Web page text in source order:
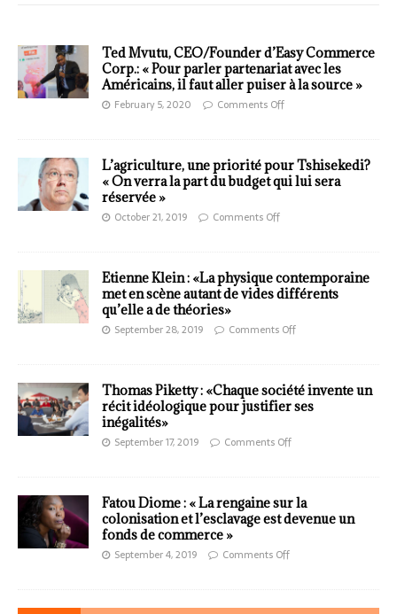
Ted Mvutu, CEO/Founder d’Easy Commerce
Corp.: « Pour parler partenariat avec les
Américains, il faut aller puiser à la source »
February 5, 2020 Comments Off
L’agriculture, une priorité pour Tshisekedi?
« On verra la part du budget qui lui sera
réservée »
October 21, 2019 Comments Off
Etienne Klein : «La physique contemporaine
met en scène autant de vides différents
qu’elle a de théories»
September 28, 2019 Comments Off
Thomas Piketty : «Chaque société invente un
récit idéologique pour justifier ses
inégalités»
September 17, 2019 Comments Off
Fatou Diome : « La rengaine sur la
colonisation et l’esclavage est devenue un
fonds de commerce »
September 4, 2019 Comments Off